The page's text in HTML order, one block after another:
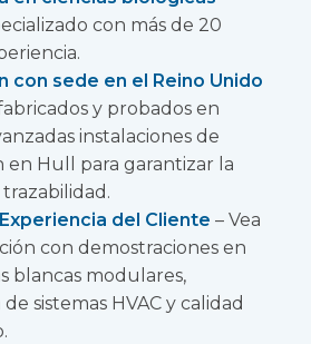
con más de 20
con sede en el Reino Unido
y probados en
instalaciones de
en Hull para garantizar la
del Cliente – Vea
con demostraciones en
blancas modulares,
sistemas HVAC y calidad